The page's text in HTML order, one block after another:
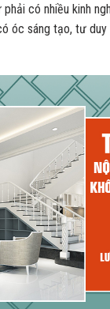
có nhiều kinh
óc sáng tạo, tư duy